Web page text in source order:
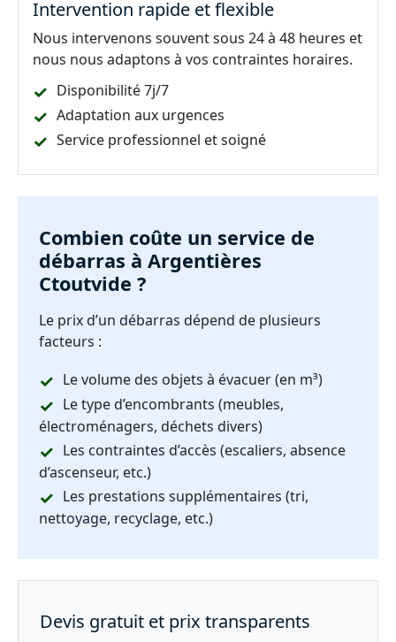
Intervention rapide et flexible
Nous intervenons souvent sous 24 à 48 heures et
nous nous adaptons à vos contraintes horaires.
Disponibilité 7j/7
Adaptation aux urgences
Service professionnel et soigné
Combien coûte un service de
débarras à Argentières
Ctoutvide ?
Le prix d’un débarras dépend de plusieurs
facteurs :
Le volume des objets à évacuer (en m³)
Le type d’encombrants (meubles,
électroménagers, déchets divers)
Les contraintes d’accès (escaliers, absence
d’ascenseur, etc.)
Les prestations supplémentaires (tri,
nettoyage, recyclage, etc.)
Devis gratuit et prix transparents